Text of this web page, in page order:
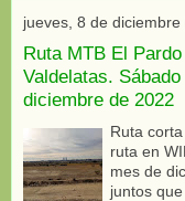
jueves, 8 de diciembre
Ruta MTB El
Valdelatas.
diciembre de 2022
Ruta
ruta en
mes de
juntos que